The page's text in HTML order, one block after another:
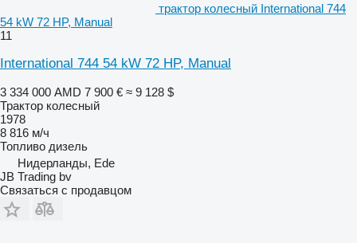
трактор колесный International 744
54 kW 72 HP, Manual
11
International 744 54 kW 72 HP, Manual
3 334 000 AMD 7 900 € ≈ 9 128 $
Трактор колесный
1978
8 816 м/ч
Топливо дизель
Нидерланды, Ede
JB Trading bv
Связаться с продавцом